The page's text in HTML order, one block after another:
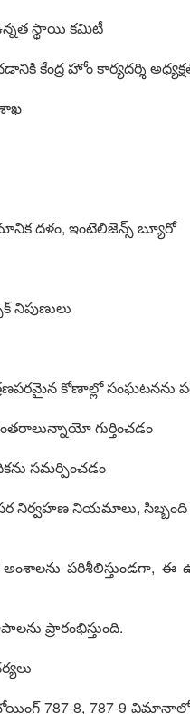
స్థాయి కమిటీ
కేంద్ర హోం కార్యదర్శి
దళం, ఇంటెలిజెన్స్ బ్యూరో
కోణాల్లో సంఘటనను
గుర్తించడం
సమర్పించడం
నిర్వహణ నియమాలు, సిబ్బంది
పరిశీలిస్తుండగా, ఈ
ప్రారంభిస్తుంది.
787-8, 787-9